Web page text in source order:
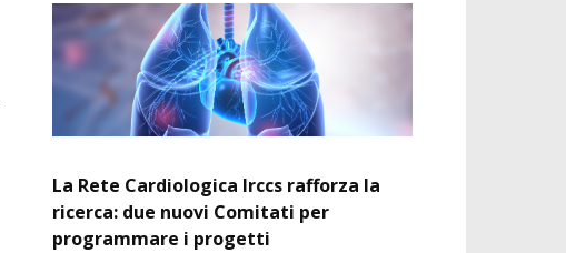
La Rete Cardiologica Irccs rafforza la
ricerca: due nuovi Comitati per
programmare i progetti